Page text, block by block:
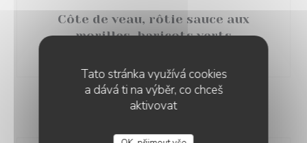
Tato stránka využívá cookies
a dává ti na výběr, co chceš
aktivovat
Côte de veau, rôtie sauce aux
morilles, haricots verts
LES GOURMANDISES